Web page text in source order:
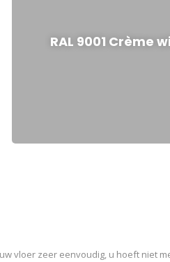
RAL 9001 Crème
vloer zeer eenvoudig, u hoeft niet